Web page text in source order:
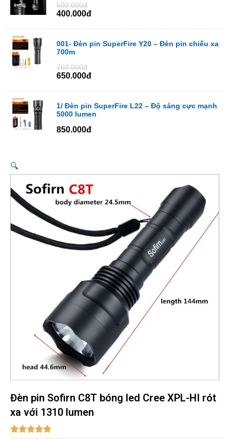
500.000đ
400.000đ
001- Đèn pin SuperFire Y20 – Đèn pin chiếu xa
700m
750.000đ
650.000đ
1/ Đèn pin SuperFire L22 – Độ sáng cực mạnh
5000 lumen
850.000đ
🔍
Đèn pin Sofirn C8T bóng led Cree XPL-HI rót
xa với 1310 lumen
